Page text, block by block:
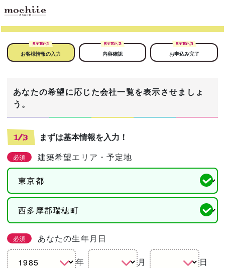
STEP.1
お客様情報の入力
STEP.2
内容確認
STEP.3
お申込み完了
あなたの希望に応じた会社一覧を表示させましょ
う。
1/3 まずは基本情報を入力！
必須 建築希望エリア・予定地
必須 あなたの生年月日
年 月 日